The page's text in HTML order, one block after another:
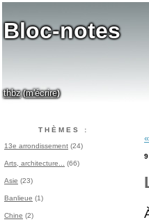
Bloc-notes
thbz(m'écrire)
THÈMES :
13e arrondissement (24)
Arts, architecture... (66)
Asie (23)
Banlieue (1)
Chine (2)
9